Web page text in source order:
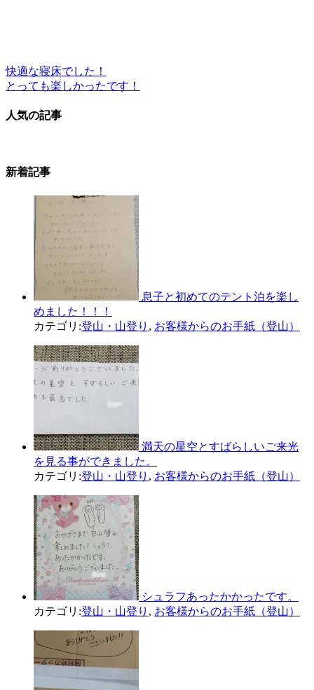
快適な寝床でした！
とっても楽しかったです！
人気の記事
新着記事
息子と初めてのテント泊を楽し
めました！！！
カテゴリ:登山・山登り , お客様からのお手紙（登山）
満天の星空とすばらしいご来光
を見る事ができました。
カテゴリ:登山・山登り , お客様からのお手紙（登山）
シュラフあったかかったです。
カテゴリ:登山・山登り , お客様からのお手紙（登山）